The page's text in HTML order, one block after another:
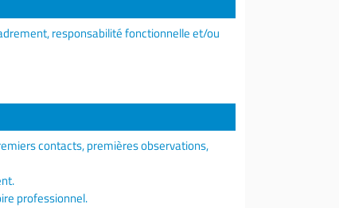
responsabilité fonctionnelle et/ou
contacts, premières observations,
professionnel.